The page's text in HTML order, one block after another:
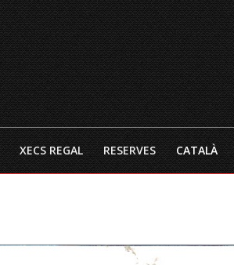
XECS REGAL RESERVES CATALÀ
INICI